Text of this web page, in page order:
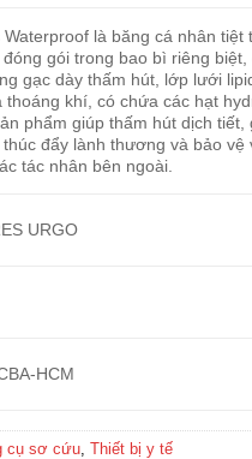
Waterproof là băng cá nhân tiệt
gói trong bao bì riêng
gạc dày thấm hút, lớp lưới
thoáng khí, có chứa các hạt
phẩm giúp thấm hút dịch tiết,
đẩy lành thương và bảo vệ
tác nhân bên ngoài.
URGO
HCM
cụ sơ cứu, Thiết bị y tế